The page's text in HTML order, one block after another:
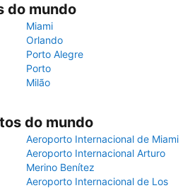
do mundo
Miami
Orlando
Porto Alegre
Porto
Milão
do mundo
Aeroporto Internacional de Miami
Aeroporto Internacional Arturo
Merino Benítez
Aeroporto Internacional de Los